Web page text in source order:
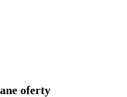
oferty